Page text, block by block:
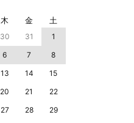
木 金 土
30 31
1
6 7
8
13 14
15
20 21
22
27 28
29